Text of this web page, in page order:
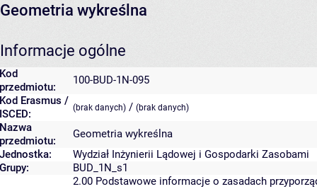
Geometria wykreślna
Informacje ogólne
Kod
przedmiotu:
100-BUD-1N-095
Kod Erasmus /
ISCED:
(brak danych) / (brak danych)
Nazwa
przedmiotu:
Geometria wykreślna
Jednostka:
Wydział Inżynierii Lądowej i Gospodarki Zasobami
Grupy:
BUD_1N_s1
2.00 Podstawowe informacje o zasadach